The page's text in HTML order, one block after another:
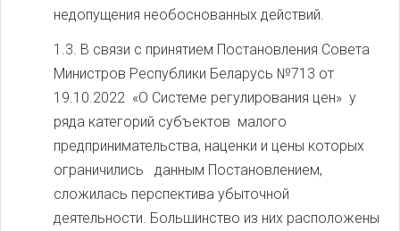
недопущения необоснованных действий.
1.3. В связи с принятием Постановления Совета
Министров Республики Беларусь №713 от
19.10.2022 «О Системе регулирования цен» у
ряда категорий субъектов малого
предпринимательства, наценки и цены которых
ограничились данным Постановлением,
сложилась перспектива убыточной
деятельности. Большинство из них расположены